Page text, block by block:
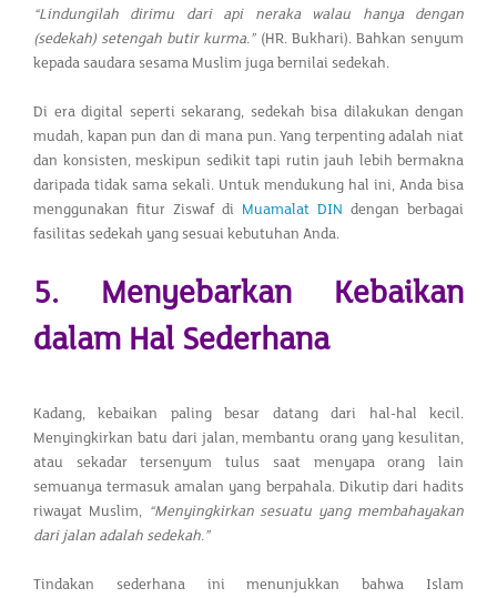
“Lindungilah dirimu dari api neraka walau hanya dengan
(sedekah) setengah butir kurma.”(HR. Bukhari). Bahkan senyum
kepada saudara sesama Muslim juga bernilai sedekah.
Di era digital seperti sekarang, sedekah bisa dilakukan dengan
mudah, kapan pun dan di mana pun. Yang terpenting adalah niat
dan konsisten, meskipun sedikit tapi rutin jauh lebih bermakna
daripada tidak sama sekali. Untuk mendukung hal ini, Anda bisa
menggunakan fitur Ziswaf di Muamalat DIN dengan berbagai
fasilitas sedekah yang sesuai kebutuhan Anda.
5. Menyebarkan Kebaikan
dalam Hal Sederhana
Kadang, kebaikan paling besar datang dari hal-hal kecil.
Menyingkirkan batu dari jalan, membantu orang yang kesulitan,
atau sekadar tersenyum tulus saat menyapa orang lain
semuanya termasuk amalan yang berpahala. Dikutip dari hadits
riwayat Muslim, “Menyingkirkan sesuatu yang membahayakan
dari jalan adalah sedekah.”
Tindakan sederhana ini menunjukkan bahwa Islam